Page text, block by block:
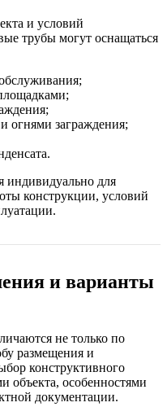
и условий
трубы могут оснащаться
огнями заграждения;
индивидуально для
конструкции, условий
и варианты
не только по
размещения и
конструктивного
объекта, особенностями
документации.